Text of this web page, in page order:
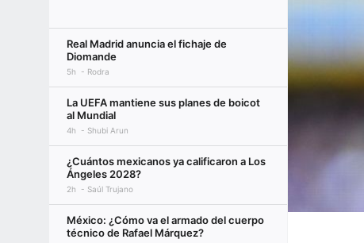
Real Madrid anuncia el fichaje de
Diomande
5h Rodra
La UEFA mantiene sus planes de boicot
al Mundial
4h Shubi Arun
¿Cuántos mexicanos ya calificaron a Los
Ángeles 2028?
2h Saúl Trujano
México: ¿Cómo va el armado del cuerpo
técnico de Rafael Márquez?